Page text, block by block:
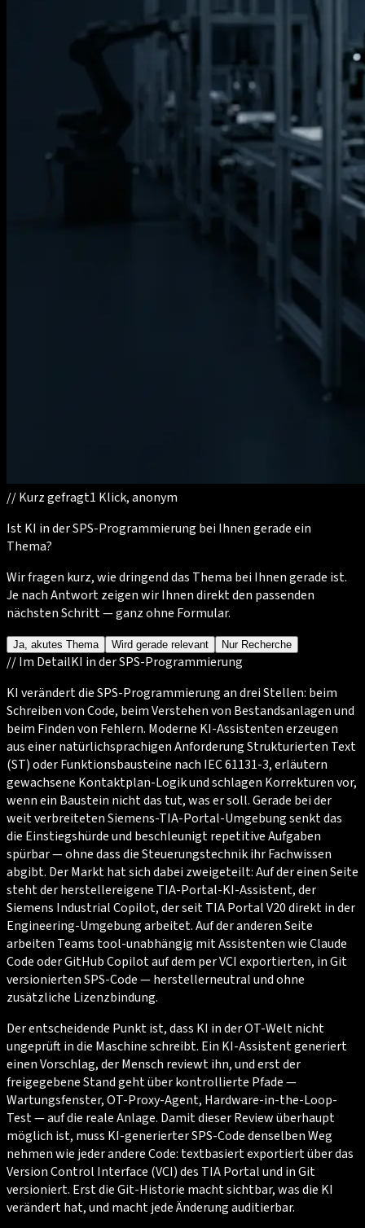
//Kurz gefragt1 Klick, anonym
Ist KI in der SPS-Programmierung bei Ihnen gerade ein
Thema?
Wir fragen kurz, wie dringend das Thema bei Ihnen gerade ist.
Je nach Antwort zeigen wir Ihnen direkt den passenden
nächsten Schritt — ganz ohne Formular.
Ja, akutes Thema Wird gerade relevant Nur Recherche
//Im DetailKI in der SPS-Programmierung
KI verändert die SPS-Programmierung an drei Stellen: beim
Schreiben von Code, beim Verstehen von Bestandsanlagen und
beim Finden von Fehlern. Moderne KI-Assistenten erzeugen
aus einer natürlichsprachigen Anforderung Strukturierten Text
(ST) oder Funktionsbausteine nach IEC 61131-3, erläutern
gewachsene Kontaktplan-Logik und schlagen Korrekturen vor,
wenn ein Baustein nicht das tut, was er soll. Gerade bei der
weit verbreiteten Siemens-TIA-Portal-Umgebung senkt das
die Einstiegshürde und beschleunigt repetitive Aufgaben
spürbar — ohne dass die Steuerungstechnik ihr Fachwissen
abgibt. Der Markt hat sich dabei zweigeteilt: Auf der einen Seite
steht der herstellereigene TIA-Portal-KI-Assistent, der
Siemens Industrial Copilot, der seit TIA Portal V20 direkt in der
Engineering-Umgebung arbeitet. Auf der anderen Seite
arbeiten Teams tool-unabhängig mit Assistenten wie Claude
Code oder GitHub Copilot auf dem per VCI exportierten, in Git
versionierten SPS-Code — herstellerneutral und ohne
zusätzliche Lizenzbindung.
Der entscheidende Punkt ist, dass KI in der OT-Welt nicht
ungeprüft in die Maschine schreibt. Ein KI-Assistent generiert
einen Vorschlag, der Mensch reviewt ihn, und erst der
freigegebene Stand geht über kontrollierte Pfade —
Wartungsfenster, OT-Proxy-Agent, Hardware-in-the-Loop-
Test — auf die reale Anlage. Damit dieser Review überhaupt
möglich ist, muss KI-generierter SPS-Code denselben Weg
nehmen wie jeder andere Code: textbasiert exportiert über das
Version Control Interface (VCI) des TIA Portal und in Git
versioniert. Erst die Git-Historie macht sichtbar, was die KI
verändert hat, und macht jede Änderung auditierbar.